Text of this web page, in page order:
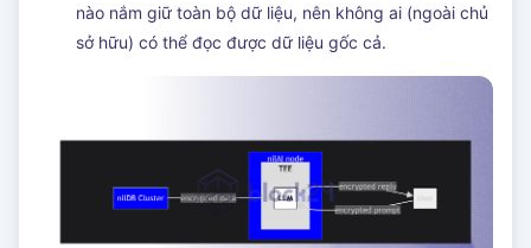
nào nắm giữ toàn bộ dữ liệu, nên không ai (ngoài chủ
sở hữu) có thể đọc được dữ liệu gốc cả.